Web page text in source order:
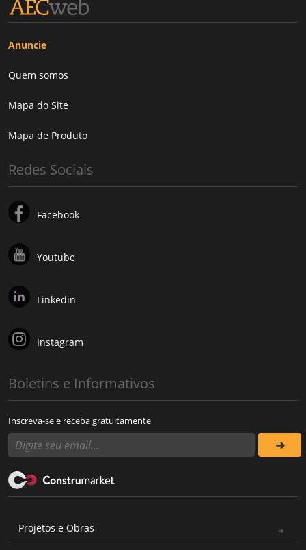
Anuncie
Quem somos
Mapa do Site
Mapa de Produto
Redes Sociais
Facebook
Youtube
Linkedin
Instagram
Boletins e Informativos
Inscreva-se e receba gratuitamente
Projetos e Obras